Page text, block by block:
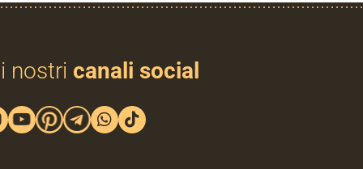
nostri canali social